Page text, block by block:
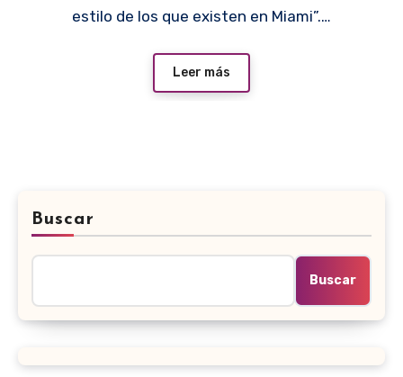
estilo de los que existen en Miami”.…
Leer más
Buscar
Buscar